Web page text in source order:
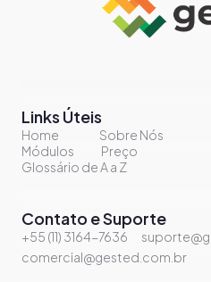
Links Úteis
Home
Sobre Nós
Módulos
Preço
Glossário de A a Z
Contato e Suporte
+55 (11) 3164-7636
comercial@gested.com.br